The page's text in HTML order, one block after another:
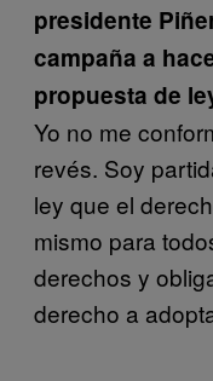
presidente
campaña a
propuesta de
Yo no me
revés. Soy
ley que el
mismo para
derechos y
derecho a